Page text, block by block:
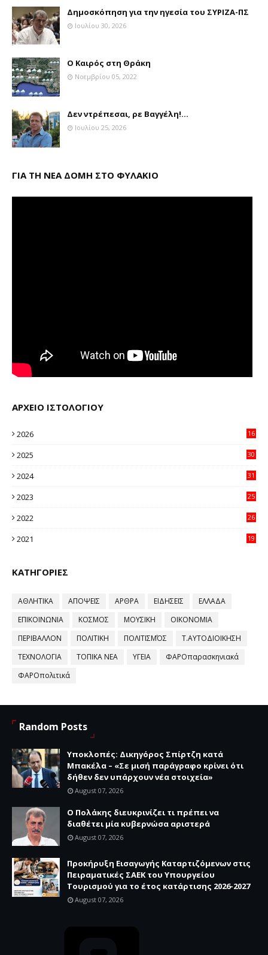
Δημοσκόπηση για την ηγεσία του ΣΥΡΙΖΑ-ΠΣ
Ιουλίου 30, 2026
Ο Καιρός στη Θράκη
Νοεμβρίου 05, 2022
Δεν ντρέπεσαι, ρε Βαγγέλη!...
Ιουλίου 25, 2026
ΓΙΑ ΤΗ ΝΕΑ ΔΟΜΗ ΣΤΟ ΦΥΛΑΚΙΟ
ΑΡΧΕΙΟ ΙΣΤΟΛΟΓΙΟΥ
2026
16
2025
30
2024
31
2023
25
2022
26
2021
19
ΚΑΤΗΓΟΡΙΕΣ
ΑΘΛΗΤΙΚΑ ΑΠΟΨΕΙΣ ΑΡΘΡΑ ΕΙΔΗΣΕΙΣ
ΕΛΛΑΔΑ
ΕΠΙΚΟΙΝΩΝΙΑ
ΚΟΣΜΟΣ ΜΟΥΣΙΚΗ
ΟΙΚΟΝΟΜΙΑ
ΠΕΡΙΒΑΛΛΟΝ
ΠΟΛΙΤΙΚΗ ΠΟΛΙΤΙΣΜΌΣ
Τ.ΑΥΤΟΔΙΟΙΚΗΣΗ
ΤΕΧΝΟΛΟΓΙΑ
ΤΟΠΙΚΑ ΝΕΑ ΥΓΕΙΑ
ΦΑΡΟπαρασκηνιακά
ΦΑΡΟπολιτικά
Random Posts
Υποκλοπές: Δικηγόρος Σπίρτζη κατά
Μπακέλα – «Σε μισή παράγραφο κρίνει ότι
δήθεν δεν υπάρχουν νέα στοιχεία»
August 07, 2026
Ο Πολάκης διευκρινίζει τι πρέπει να
διαθέτει μία κυβερνώσα αριστερά
August 07, 2026
Προκήρυξη Εισαγωγής Καταρτιζόμενων στις
Πειραματικές ΣΑΕΚ του Υπουργείου
Τουρισμού για το έτος κατάρτισης 2026-2027
August 07, 2026